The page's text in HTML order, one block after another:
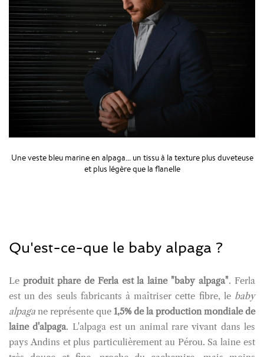
Une veste bleu marine en alpaga... un tissu à la texture plus duveteuse
et plus légère que la flanelle
Qu'est-ce-que le baby alpaga ?
Le produit phare de Ferla est la laine "baby alpaga". Ferla
est un des seuls fabricants à maîtriser cette fibre, le baby
alpaga ne représente que 1,5% de la production mondiale de
laine d'alpaga. L'alpaga est un animal rare vivant dans les
pays Andins et plus particulièrement au Pérou. Sa laine est